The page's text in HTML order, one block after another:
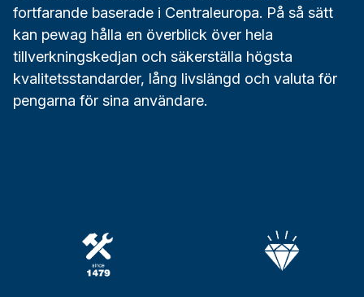
fortfarande baserade i Centraleuropa. På så sätt
kan pewag hålla en överblick över hela
tillverkningskedjan och säkerställa högsta
kvalitetsstandarder, lång livslängd och valuta för
pengarna för sina användare.